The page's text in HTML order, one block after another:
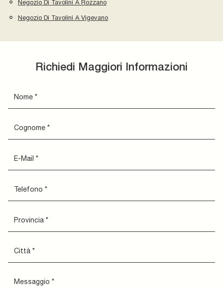
Negozio Di Tavolini A Rozzano
Negozio Di Tavolini A Vigevano
Richiedi Maggiori Informazioni